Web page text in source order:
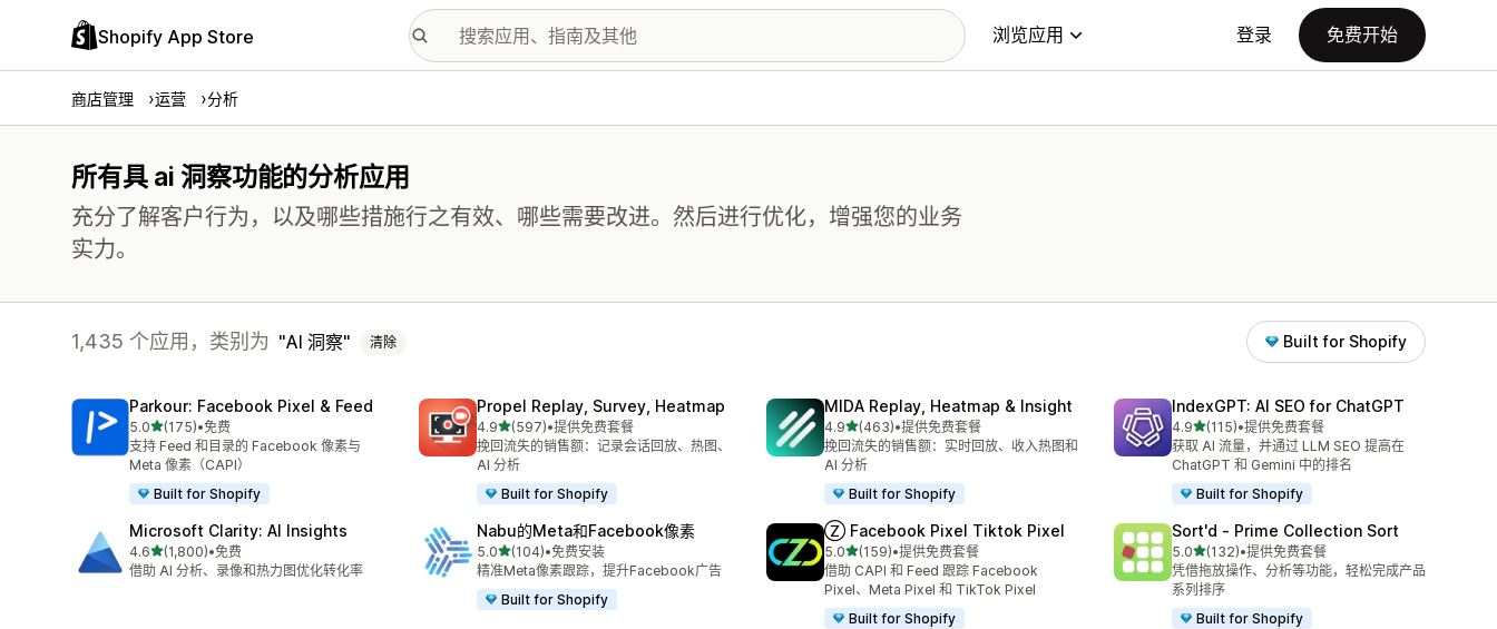
Shopify App Store 浏览应用 登录 免费开始
商店管理 运营 分析
所有具 ai 洞察功能的分析应用
充分了解客户行为，以及哪些措施行之有效、哪些需要改进。然后进行优化，增强您的业务
实力。
1,435 个应用，类别为 AI 洞察 清除 Built for Shopify
Parkour: Facebook Pixel & Feed
5.0星（满分 5 星）
(175)
总共 175 条评论
•免费
支持 Feed 和目录的 Facebook 像素与
Meta 像素（CAPI）
Built for Shopify
Propel Replay, Survey, Heatmap
4.9星（满分 5 星）
(597)
总共 597 条评论
•提供免费套餐
挽回流失的销售额：记录会话回放、热图、
AI 分析
Built for Shopify
MIDA Replay, Heatmap & Insight
4.9星（满分 5 星）
(463)
总共 463 条评论
•提供免费套餐
挽回流失的销售额：实时回放、收入热图和
AI 分析
Built for Shopify
IndexGPT: AI SEO for ChatGPT
4.9星（满分 5 星）
(115)
总共 115 条评论
•提供免费套餐
获取 AI 流量，并通过 LLM SEO 提高在
ChatGPT 和 Gemini 中的排名
Built for Shopify
Microsoft Clarity: AI Insights
4.6星（满分 5 星）
(1,800)
总共 1800 条评论
•免费
借助 AI 分析、录像和热力图优化转化率
Nabu的Meta和Facebook像素
5.0星（满分 5 星）
(104)
总共 104 条评论
•免费安装
精准Meta像素跟踪，提升Facebook广告
Built for Shopify
Ⓩ Facebook Pixel Tiktok Pixel
5.0星（满分 5 星）
(159)
总共 159 条评论
•提供免费套餐
借助 CAPI 和 Feed 跟踪 Facebook
Pixel、Meta Pixel 和 TikTok Pixel
Built for Shopify
Sort'd ‑ Prime Collection Sort
5.0星（满分 5 星）
(132)
总共 132 条评论
•提供免费套餐
凭借拖放操作、分析等功能，轻松完成产品
系列排序
Built for Shopify